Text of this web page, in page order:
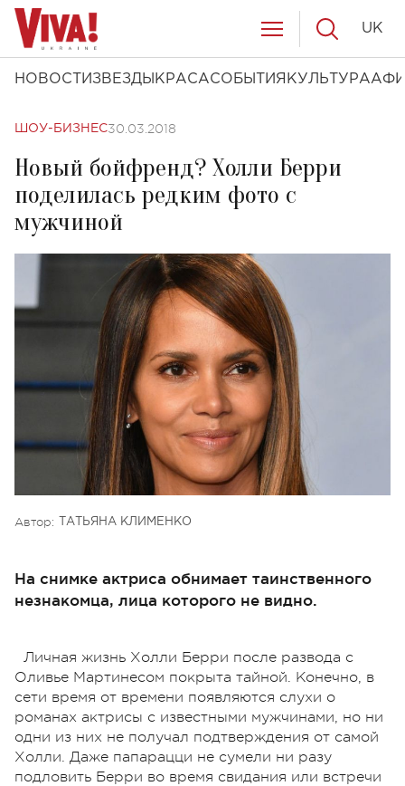
НОВОСТИ ЗВЕЗДЫ КРАСАСОБЫТИЯ КУЛЬТУРА
UK
ШОУ-БИЗНЕС30.03.2018
Новый бойфренд? Холли Берри
поделилась редким фото с
мужчиной
Автор: ТАТЬЯНА КЛИМЕНКО
На снимке актриса обнимает таинственного
незнакомца, лица которого не видно.
Личная жизнь Холли Берри после развода с
Оливье Мартинесом покрыта тайной. Конечно, в
сети время от времени появляются слухи о
романах актрисы с известными мужчинами, но ни
одни из них не получал подтверждения от самой
Холли. Даже папарацци не сумели ни разу
подловить Берри во время свидания или встречи